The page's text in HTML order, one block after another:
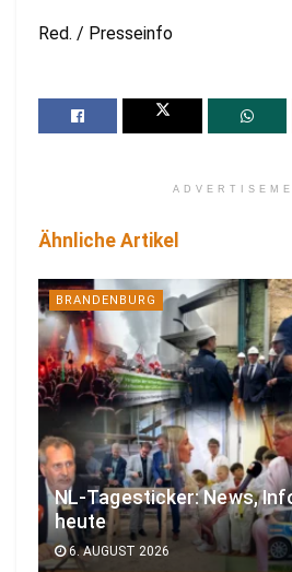
Red. / Presseinfo
Ähnliche Artikel
BRANDENBURG
NL-Tagesticker: News,
heute
6. AUGUST 2026